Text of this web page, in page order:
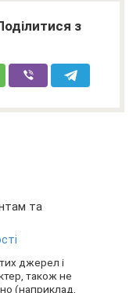
з
та
джерел і
також не
(наприклад,